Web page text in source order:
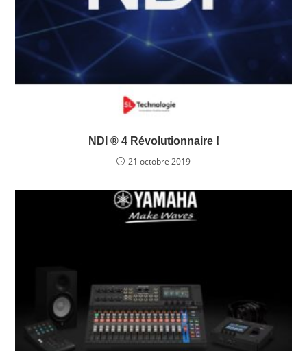
NDI ® 4 Révolutionnaire !
21 octobre 2019